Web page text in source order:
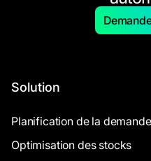
Solution
Planification de la demande
Optimisation des stocks